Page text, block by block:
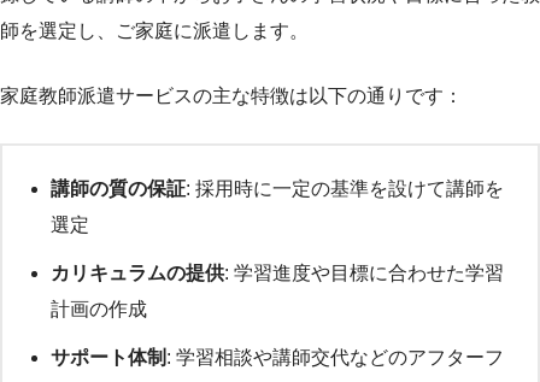
師を選定し、ご家庭に派遣します。
家庭教師派遣サービスの主な特徴は以下の通りです：
講師の質の保証: 採用時に一定の基準を設けて講師を
選定
カリキュラムの提供: 学習進度や目標に合わせた学習
計画の作成
サポート体制 : 学習相談や講師交代などのアフターフ